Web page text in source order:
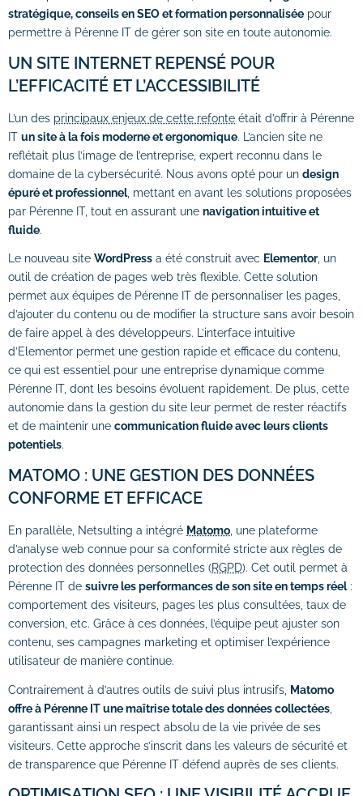
stratégique, conseils en SEO et formation personnalisée pour
permettre à Pérenne IT de gérer son site en toute autonomie.
UN SITE INTERNET REPENSÉ POUR
L’EFFICACITÉ ET L’ACCESSIBILITÉ
L’un des principaux enjeux de cette refonte était d’offrir à Pérenne
IT un site à la fois moderne et ergonomique. L’ancien site ne
reflétait plus l’image de l’entreprise, expert reconnu dans le
domaine de la cybersécurité. Nous avons opté pour un design
épuré et professionnel, mettant en avant les solutions proposées
par Pérenne IT, tout en assurant une navigation intuitive et
fluide.
Le nouveau site WordPress a été construit avec Elementor, un
outil de création de pages web très flexible. Cette solution
permet aux équipes de Pérenne IT de personnaliser les pages,
d’ajouter du contenu ou de modifier la structure sans avoir besoin
de faire appel à des développeurs. L’interface intuitive
d’Elementor permet une gestion rapide et efficace du contenu,
ce qui est essentiel pour une entreprise dynamique comme
Pérenne IT, dont les besoins évoluent rapidement. De plus, cette
autonomie dans la gestion du site leur permet de rester réactifs
et de maintenir une communication fluide avec leurs clients
potentiels.
MATOMO : UNE GESTION DES DONNÉES
CONFORME ET EFFICACE
En parallèle, Netsulting a intégré Matomo , une plateforme
d’analyse web connue pour sa conformité stricte aux règles de
protection des données personnelles (RGPD). Cet outil permet à
Pérenne IT de suivre les performances de son site en temps réel:
comportement des visiteurs, pages les plus consultées, taux de
conversion, etc. Grâce à ces données, l’équipe peut ajuster son
contenu, ses campagnes marketing et optimiser l’expérience
utilisateur de manière continue.
Contrairement à d’autres outils de suivi plus intrusifs, Matomo
offre à Pérenne IT une maîtrise totale des données collectées
garantissant ainsi un respect absolu de la vie privée de ses
visiteurs. Cette approche s’inscrit dans les valeurs de sécurité et
de transparence que Pérenne IT défend auprès de ses clients.